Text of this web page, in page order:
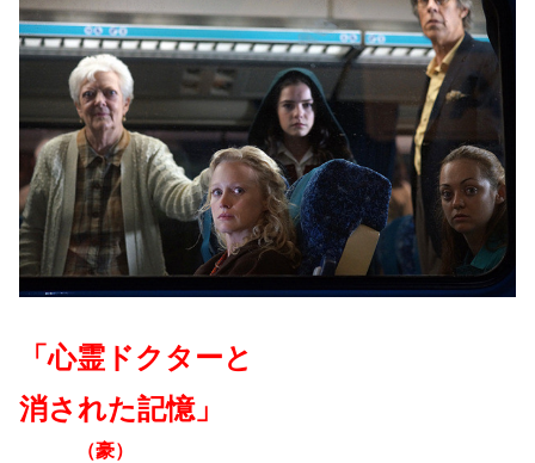
「心霊ドクターと
消された記憶」
（豪）